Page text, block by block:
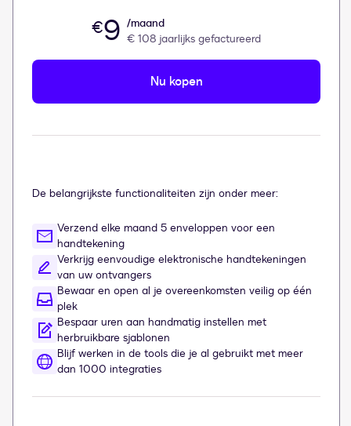
€9 /maand
€ 108 jaarlijks gefactureerd
Nu kopen
De belangrijkste functionaliteiten zijn onder meer:
Verzend elke maand 5 enveloppen voor een
handtekening
Verkrijg eenvoudige elektronische handtekeningen
van uw ontvangers
Bewaar en open al je overeenkomsten veilig op één
plek
Bespaar uren aan handmatig instellen met
herbruikbare sjablonen
Blijf werken in de tools die je al gebruikt met meer
dan 1000 integraties